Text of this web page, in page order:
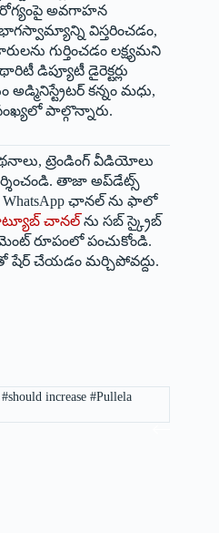
అవగాహన
విస్తరించడం,
గుర్తించడం లక్ష్యమని
డిప్యూటీ డైరెక్టర్లు
కన్నం మధు,
పాల్గొన్నారు.
ట్రెండింగ్ వీడియోలు
తాజా అప్‌డేట్స్
WhatsApp ఛానల్ ను ఫాలో
చానల్ ను సబ్ స్క్రైబ్
రూపంలో పంచుకోండి.
షేర్ చేయడం మర్చిపోవద్దు.
increase #Pullela